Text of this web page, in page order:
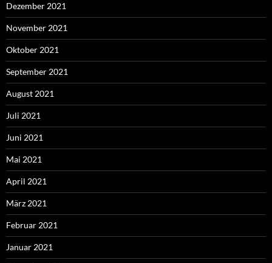
Dezember 2021
November 2021
Oktober 2021
September 2021
August 2021
Juli 2021
Juni 2021
Mai 2021
April 2021
März 2021
Februar 2021
Januar 2021